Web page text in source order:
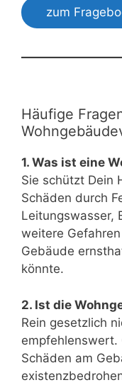
zum
Häufige
1. Was ist eine
Sie schützt Dein
Schäden durch
Leitungswasser,
weitere
Gebäude
könnte.
2. Ist die
Rein gesetzlich
empfehlenswert.
Schäden am